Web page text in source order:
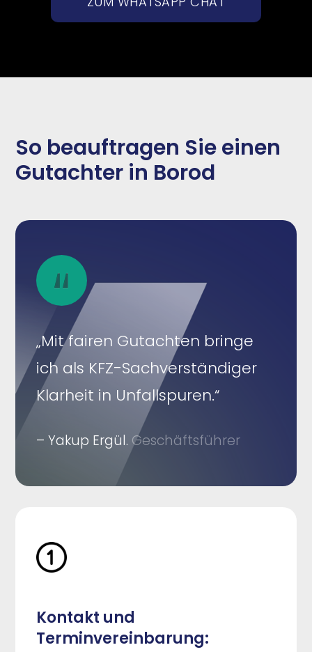
So beauftragen Sie einen
Gutachter in Borod
„Mit fairen Gutachten bringe
ich als KFZ-Sachverständiger
Klarheit in Unfallspuren.“
– Yakup Ergül. Geschäftsführer
Kontakt und
Terminvereinbarung: